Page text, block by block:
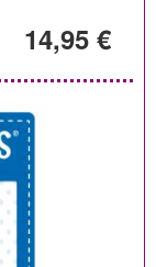
14,95 €